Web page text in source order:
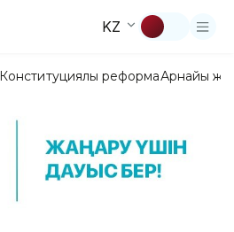
KZ
Конституциялық реформаАрнайы